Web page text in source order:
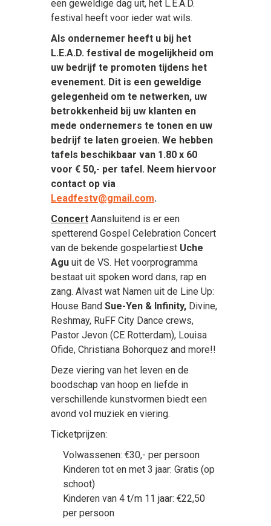
een geweldige dag uit, het L.E.A.D.
festival heeft voor ieder wat wils.
Als ondernemer heeft u bij het
L.E.A.D. festival de mogelijkheid om
uw bedrijf te promoten tijdens het
evenement. Dit is een geweldige
gelegenheid om te netwerken, uw
betrokkenheid bij uw klanten en
mede ondernemers te tonen en uw
bedrijf te laten groeien. We hebben
tafels beschikbaar van 1.80 x 60
voor € 50,- per tafel. Neem hiervoor
contact op via
Leadfestv@gmail.com.
Concert Aansluitend is er een
spetterend Gospel Celebration Concert
van de bekende gospelartiest Uche
Agu uit de VS. Het voorprogramma
bestaat uit spoken word dans, rap en
zang. Alvast wat Namen uit de Line Up:
House Band Sue-Yen & Infinity, Divine,
Reshmay, RuFF City Dance crews,
Pastor Jevon (CE Rotterdam), Louisa
Ofide, Christiana Bohorquez and more!!
Deze viering van het leven en de
boodschap van hoop en liefde in
verschillende kunstvormen biedt een
avond vol muziek en viering.
Ticketprijzen:
Volwassenen: €30,- per persoon
Kinderen tot en met 3 jaar: Gratis (op
schoot)
Kinderen van 4 t/m 11 jaar: €22,50
per persoon